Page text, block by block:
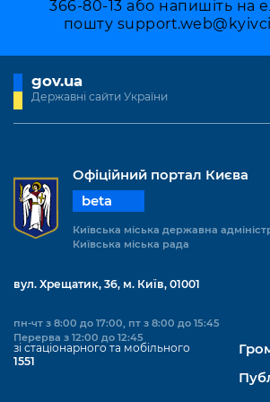
Підприємства, установи,
Річні звіти
Гендерна політика
Київська міська військова
Портал Захисників та Захисниць
Портал послуг
Важливе під час воєнного стану
Уряд» – місцевий рівень»
Про відкриті дані
Портал даних Києва
Публічні дашборди
366-80-13 або напишіть на
пошту
gov.ua
Державні сайти України
Офіційний портал Києва
beta
Київська міська державна
Київська міська рада
вул. Хрещатик, 36, м. Київ, 01001
пн-чт з 8:00 до 17:00, пт з 8:00 до 15:45
Перерва з 12:00 до 12:45
зі стаціонарного та мобільного
1551